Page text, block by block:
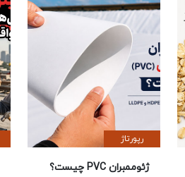
رپورتاژ
ژئوممبران PVC چیست؟